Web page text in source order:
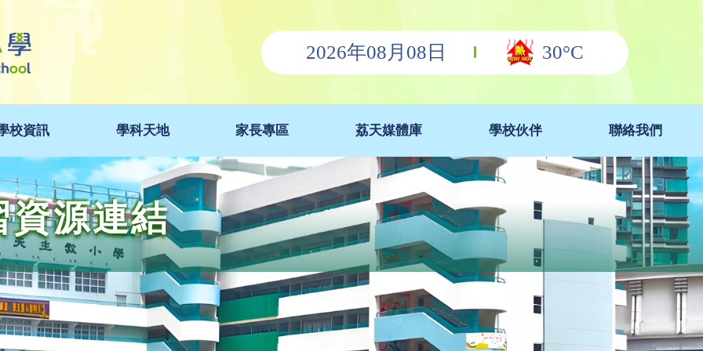
2026年08月08日 30°C
校資訊 學科天地 家長專區 荔天媒體庫 學校伙伴 聯絡我們
資源連結